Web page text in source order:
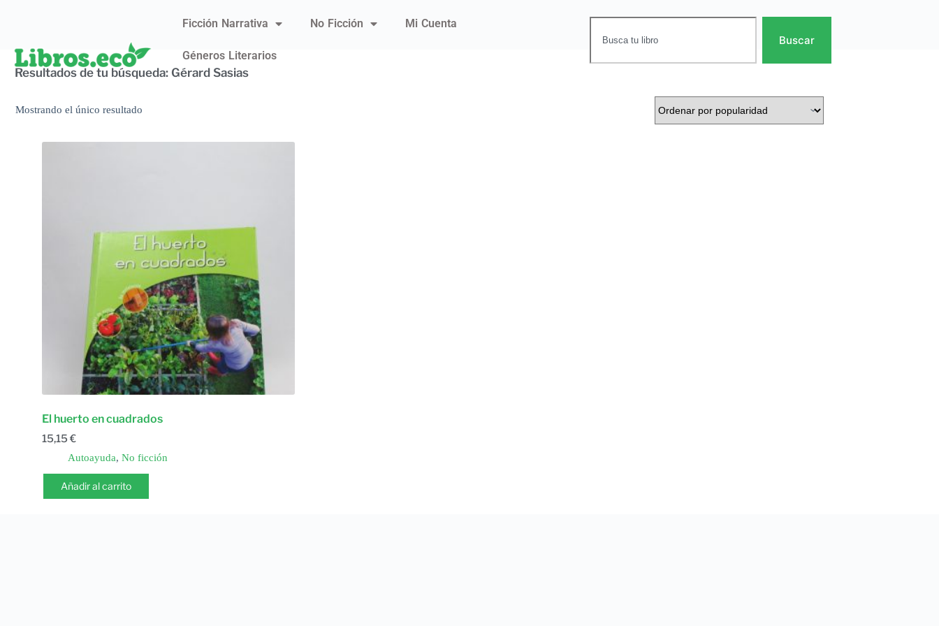
Ficción Narrativa No Ficción Mi Cuenta
Géneros Literarios
Buscar
Resultados de tu búsqueda: Gérard Sasias
Mostrando el único resultado
El huerto en cuadrados
15,15 €
Autoayuda, No ficción
Añadir al carrito